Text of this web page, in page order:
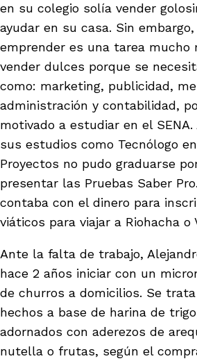
en su colegio solía vender
ayudar en su casa. Sin
emprender es una tarea mucho
vender dulces porque se
como: marketing, publicidad,
administración y contabilidad,
motivado a estudiar en el
sus estudios como Tecnólogo
Proyectos no pudo graduarse
presentar las Pruebas Saber Pro
contaba con el dinero para
viáticos para viajar a Riohacha o
Ante la falta de trabajo,
hace 2 años iniciar con un
de churros a domicilios. Se
hechos a base de harina de
adornados con aderezos de
nutella o frutas, según el